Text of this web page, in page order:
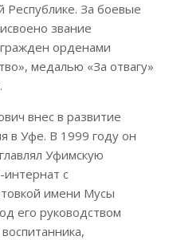
Республике. За боевые
звание
орденами
медалью «За отвагу»
.
внес в развитие
в Уфе. В 1999 году он
Уфимскую
с
имени Мусы
его руководством